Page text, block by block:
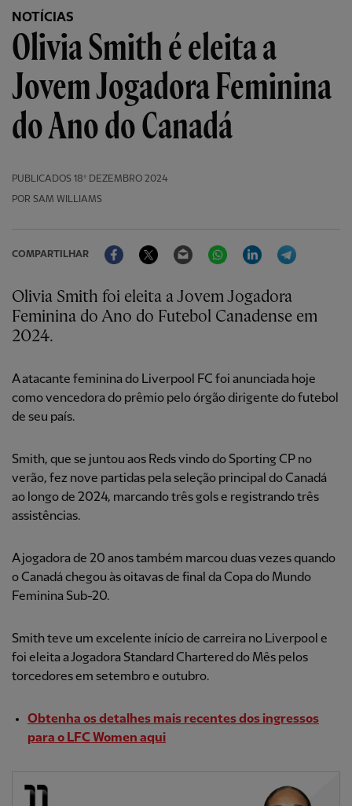
NOTÍCIAS
Olivia Smith é eleita a
Jovem Jogadora Feminina
do Ano do Canadá
PUBLICADOS 18º DEZEMBRO 2024
POR SAM WILLIAMS
COMPARTILHAR
FacebookTwitter Email WhatsAppLinkedIn
Olivia Smith foi eleita a Jovem Jogadora
Feminina do Ano do Futebol Canadense em
2024.
A atacante feminina do Liverpool FC foi anunciada hoje
como vencedora do prêmio pelo órgão dirigente do futebol
de seu país.
Smith, que se juntou aos Reds vindo do Sporting CP no
verão, fez nove partidas pela seleção principal do Canadá
ao longo de 2024, marcando três gols e registrando três
assistências.
A jogadora de 20 anos também marcou duas vezes quando
o Canadá chegou às oitavas de final da Copa do Mundo
Feminina Sub-20.
Smith teve um excelente início de carreira no Liverpool e
foi eleita a Jogadora Standard Chartered do Mês pelos
torcedores em setembro e outubro.
Obtenha os detalhes mais recentes dos ingressos
para o LFC Women aqui